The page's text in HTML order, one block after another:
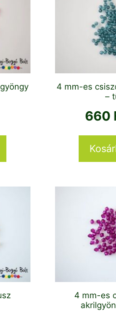
4 mm-es
–
660
4 mm-es